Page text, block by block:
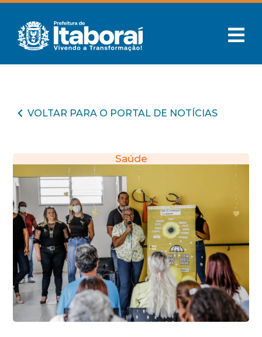
VOLTAR PARA O PORTAL DE NOTÍCIAS
Saúde